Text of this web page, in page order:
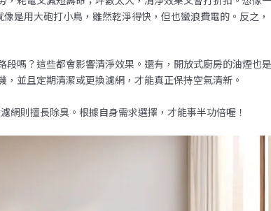
是用大砲打小鳥，雖然乾淨得快，但也蠻浪費電的。反之，
嗎？這些都會影響清淨效果。還有，開放式廚房的油煙也
並且定期清潔或更換濾網，才能真正保持空氣清新。
網則擅長除臭。根據自身需求選擇，才能事半功倍喔！